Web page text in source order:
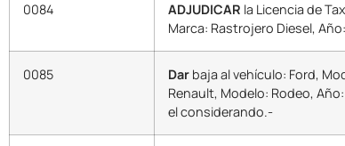
0084 ADJUDICAR la Licencia de
Marca: Rastrojero Diesel,
0085 Dar baja al vehículo: Ford,
Renault, Modelo: Rodeo,
el considerando.-